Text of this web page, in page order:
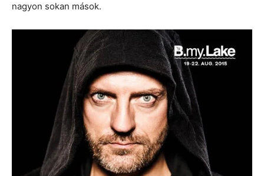
nagyon sokan mások.